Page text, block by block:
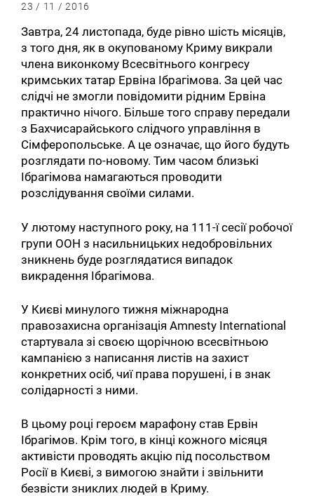
23 / 11 / 2016
Завтра, 24 листопада, буде рівно шість місяців,
з того дня, як в окупованому Криму викрали
члена виконкому Всесвітнього конгресу
кримських татар Ервіна Ібрагімова. За цей час
слідчі не змогли повідомити рідним Ервіна
практично нічого. Більше того справу передали
з Бахчисарайського слідчого управління в
Сімферопольське. А це означає, що його будуть
розглядати по-новому. Тим часом близькі
Ібрагімова намагаються проводити
розслідування своїми силами.
У лютому наступного року, на 111-ї сесії робочої
групи ООН з насильницьких недобровільних
зникнень буде розглядатися випадок
викрадення Ібрагімова.
У Києві минулого тижня міжнародна
правозахисна організація Amnesty International
стартувала зі своєю щорічною всесвітньою
кампанією з написання листів на захист
конкретних осіб, чиї права порушені, і в знак
солідарності з ними.
В цьому році героєм марафону став Ервін
Ібрагімов. Крім того, в кінці кожного місяця
активісти проводять акцію під посольством
Росії в Києві, з вимогою знайти і звільнити
безвісти зниклих людей в Криму.